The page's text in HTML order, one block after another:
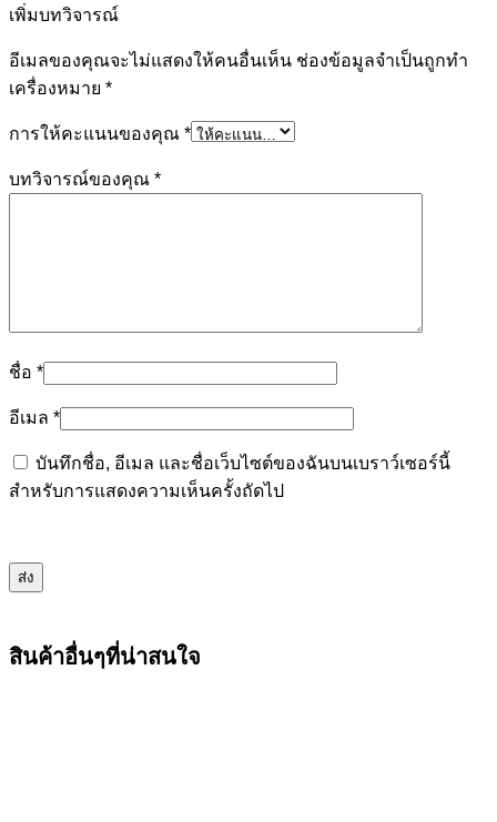
เพิ่มบทวิจารณ์
อีเมลของคุณจะไม่แสดงให้คนอื่นเห็น ช่องข้อมูลจำเป็นถูกทำ
เครื่องหมาย *
การให้คะแนนของคุณ *
บทวิจารณ์ของคุณ *
ชื่อ *
อีเมล *
บันทึกชื่อ, อีเมล และชื่อเว็บไซต์ของฉันบนเบราว์เซอร์นี้
สำหรับการแสดงความเห็นครั้งถัดไป
สินค้าอื่นๆที่น่าสนใจ